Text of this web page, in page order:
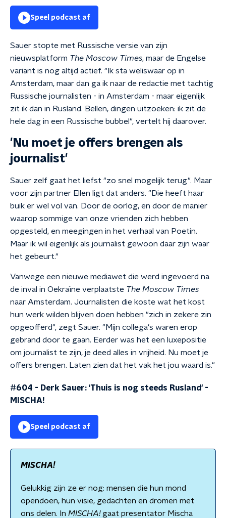
Speel podcast af
Sauer stopte met Russische versie van zijn
nieuwsplatform The Moscow Times, maar de Engelse
variant is nog altijd actief. "Ik sta weliswaar op in
Amsterdam, maar dan ga ik naar de redactie met tachtig
Russische journalisten - in Amsterdam - maar eigenlijk
zit ik dan in Rusland. Bellen, dingen uitzoeken: ik zit de
hele dag in een Russische bubbel", vertelt hij daarover.
'Nu moet je offers brengen als
journalist'
Sauer zelf gaat het liefst "zo snel mogelijk terug". Maar
voor zijn partner Ellen ligt dat anders. "Die heeft haar
buik er wel vol van. Door de oorlog, en door de manier
waarop sommige van onze vrienden zich hebben
opgesteld, en meegingen in het verhaal van Poetin.
Maar ik wil eigenlijk als journalist gewoon daar zijn waar
het gebeurt."
Vanwege een nieuwe mediawet die werd ingevoerd na
de inval in Oekraïne verplaatste The Moscow Times
naar Amsterdam. Journalisten die koste wat het kost
hun werk wilden blijven doen hebben "zich in zekere zin
opgeofferd", zegt Sauer. "Mijn collega's waren erop
gebrand door te gaan. Eerder was het een luxepositie
om journalist te zijn, je deed alles in vrijheid. Nu moet je
offers brengen. Laten zien dat het vak het jou waard is."
#604 - Derk Sauer: 'Thuis is nog steeds Rusland' -
MISCHA!
Speel podcast af
MISCHA!
Gelukkig zijn ze er nog: mensen die hun mond
opendoen, hun visie, gedachten en dromen met
ons delen. In MISCHA!gaat presentator Mischa